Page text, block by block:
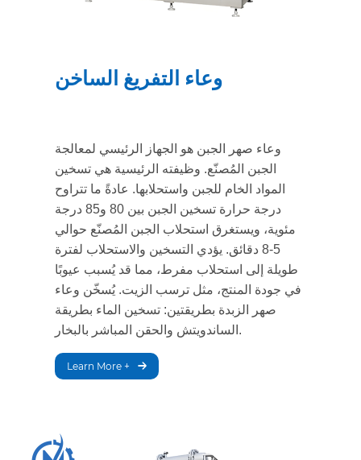
وعاء التفريغ الساخن
وعاء صهر الجبن هو الجهاز الرئيسي لمعالجة
الجبن المُصنّع. وظيفته الرئيسية هي تسخين
المواد الخام للجبن واستحلابها. عادةً ما تتراوح
درجة حرارة تسخين الجبن بين 80 و85 درجة
مئوية، ويستغرق استحلاب الجبن المُصنّع حوالي
5-8 دقائق. يؤدي التسخين والاستحلاب لفترة
طويلة إلى استحلاب مفرط، مما قد يُسبب عيوبًا
في جودة المنتج، مثل ترسب الزيت. يُسخّن وعاء
صهر الزبدة بطريقتين: تسخين الماء بطريقة
الساندويتش والحقن المباشر بالبخار.
Learn More +